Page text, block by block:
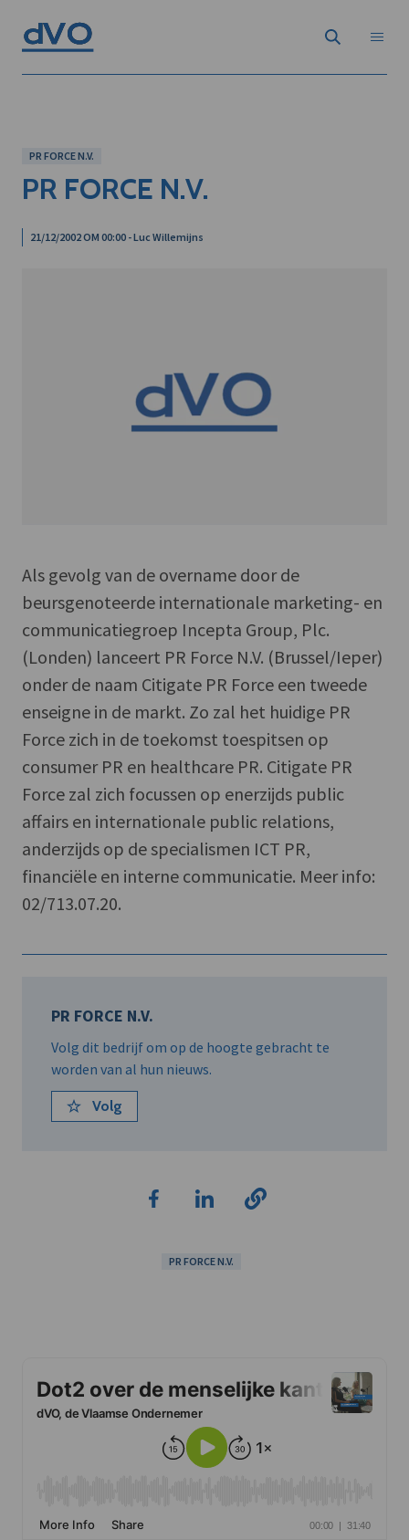
PR FORCE N.V.
PR FORCE N.V.
21/12/2002 OM 00:00 - Luc Willemijns
Als gevolg van de overname door de
beursgenoteerde internationale marketing- en
communicatiegroep Incepta Group, Plc.
(Londen) lanceert PR Force N.V. (Brussel/Ieper)
onder de naam Citigate PR Force een tweede
enseigne in de markt. Zo zal het huidige PR
Force zich in de toekomst toespitsen op
consumer PR en healthcare PR. Citigate PR
Force zal zich focussen op enerzijds public
affairs en internationale public relations,
anderzijds op de specialismen ICT PR,
financiële en interne communicatie. Meer info:
02/713.07.20.
PR FORCE N.V.
Volg dit bedrijf om op de hoogte gebracht te
worden van al hun nieuws.
Volg
PR FORCE N.V.